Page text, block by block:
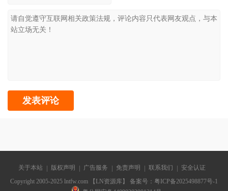
关于本站 版权声明 广告服务 免责声明 联系我们
安全认证
Copyright 2005-2025 lntfw.com 【LN资源库】 备案号： 粤ICP备2025498877号-1